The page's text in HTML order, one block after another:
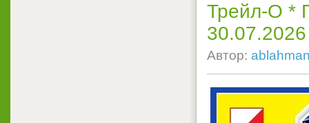
Трейл-О *
30.07.2026
Автор: